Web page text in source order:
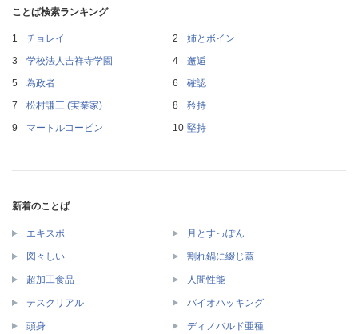
ことば検索ランキング
チョレイ
姉とボイン
学校法人吉祥寺学園
邂逅
為政者
確認
松村謙三 (実業家)
矜持
マートルコービン
堅持
新着のことば
エキスポ 月とすっぽん
図々しい 割れ鍋に綴じ蓋
超加工食品 人間性能
テスクリアル バイオハッキング
頭身 ディノバルド亜種